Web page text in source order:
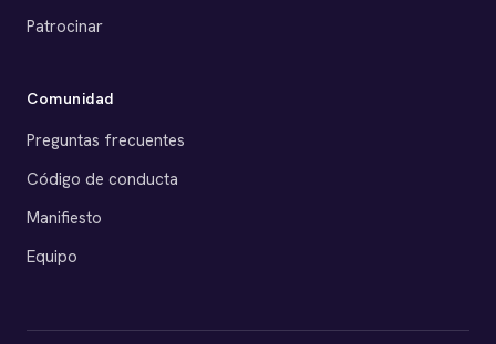
Patrocinar
Comunidad
Preguntas frecuentes
Código de conducta
Manifiesto
Equipo